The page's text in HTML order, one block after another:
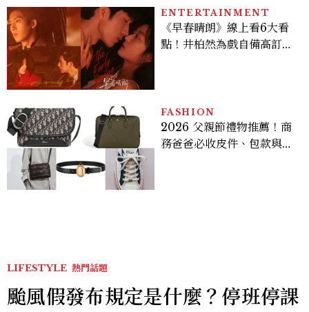
ENTERTAINMENT
《早春晴朗》線上看6大看
點！井柏然為戲自備高訂，
FASHION
2026 父親節禮物推薦！商
務爸爸必收皮件、包款與鞋
LIFESTYLE 熱門話題
颱風假發布規定是什麼？停班停課